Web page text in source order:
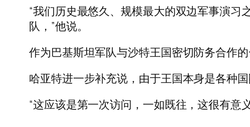
“我们历史最悠久、规模最大的双边军事演
队，”他说。
作为巴基斯坦军队与沙特王国密切防务合作
哈亚特进一步补充说，由于王国本身是各种
“这应该是第一次访问，一如既往，这很有意义